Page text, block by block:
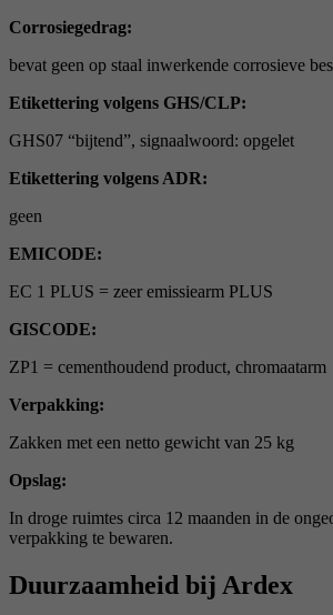
Corrosiegedrag:
bevat geen op staal inwerkende corrosieve
Etikettering volgens GHS/CLP:
GHS07 “bijtend”, signaalwoord: opgelet
Etikettering volgens ADR:
geen
EMICODE:
EC 1 PLUS = zeer emissiearm PLUS
GISCODE:
ZP1 = cementhoudend product, chromaatarm
Verpakking:
Zakken met een netto gewicht van 25 kg
Opslag:
In droge ruimtes circa 12 maanden in de
verpakking te bewaren.
Duurzaamheid bij Ardex